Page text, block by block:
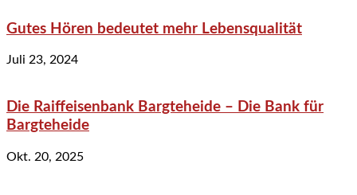
Gutes Hören bedeutet mehr Lebensqualität
Juli 23, 2024
Die Raiffeisenbank Bargteheide – Die Bank für
Bargteheide
Okt. 20, 2025